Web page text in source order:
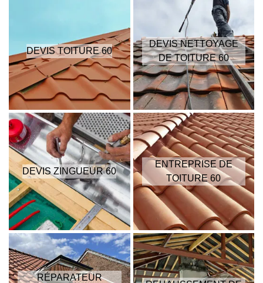
DEVIS TOITURE 60
DEVIS NETTOYAGE
DE TOITURE 60
DEVIS ZINGUEUR 60
ENTREPRISE DE
TOITURE 60
RÉPARATEUR